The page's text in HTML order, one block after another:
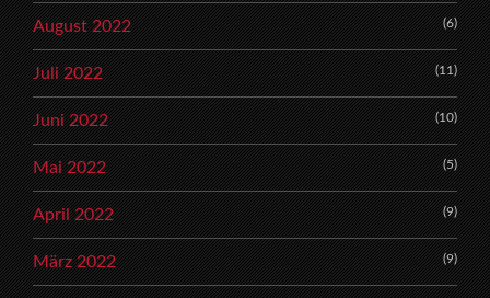
August 2022 (6)
Juli 2022 (11)
Juni 2022 (10)
Mai 2022 (5)
April 2022 (9)
März 2022 (9)